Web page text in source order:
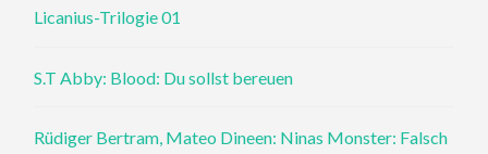
Licanius-Trilogie 01
S.T Abby: Blood: Du sollst bereuen
Rüdiger Bertram, Mateo Dineen: Ninas Monster: Falsch